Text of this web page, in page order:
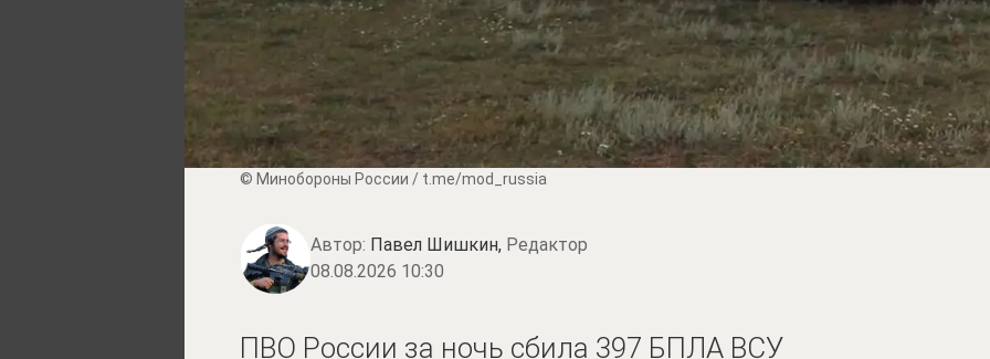
© Минобороны России / t.me/mod_russia
Автор: Павел Шишкин, Редактор
08.08.2026 10:30
ПВО России за ночь сбила 397 БПЛА ВСУ